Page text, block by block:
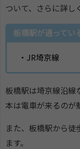
ついて、さらに詳し
板橋駅が通ってい
・JR埼京線
板橋駅は埼京線沿線
本は電車が来るのが
また、板橋駅から
ます。